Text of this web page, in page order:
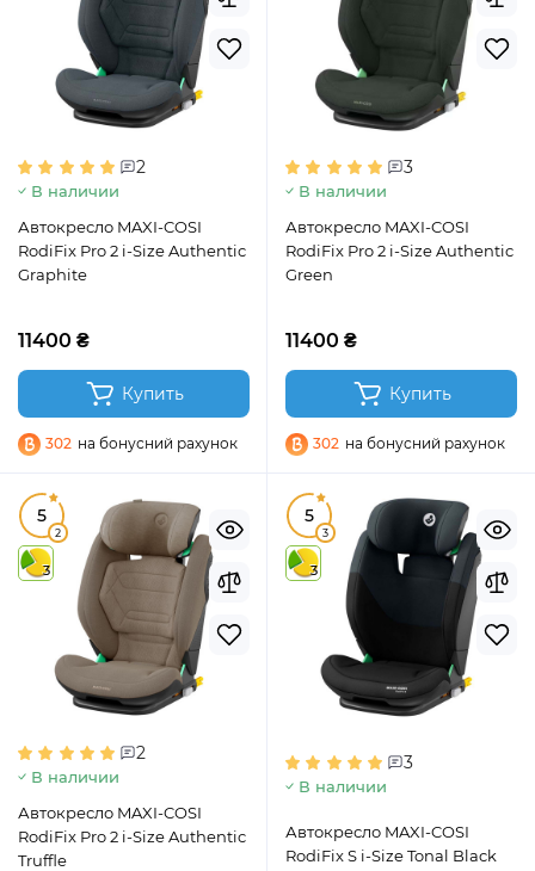
2
В наличии
Автокресло MAXI-COSI
RodiFix Pro 2 i-Size Authentic
Graphite
11400 ₴
Купить
302 на бонусний рахунок
3
В наличии
Автокресло MAXI-COSI
RodiFix Pro 2 i-Size Authentic
Green
11400 ₴
Купить
302 на бонусний рахунок
5
2
3
2
В наличии
Автокресло MAXI-COSI
RodiFix Pro 2 i-Size Authentic
Truffle
5
3
3
3
В наличии
Автокресло MAXI-COSI
RodiFix S i-Size Tonal Black